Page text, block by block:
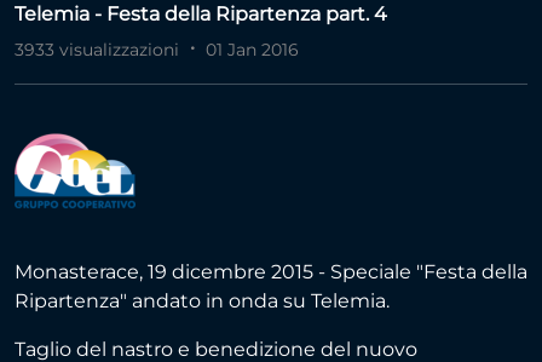
Telemia - Festa della Ripartenza part. 4
3933 visualizzazioni 01 Jan 2016
Monasterace, 19 dicembre 2015 - Speciale "Festa della
Ripartenza" andato in onda su Telemia.
Taglio del nastro e benedizione del nuovo